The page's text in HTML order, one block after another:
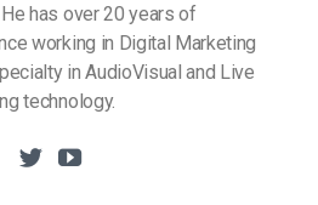
has over 20 years of
working in Digital Marketing
in AudioVisual and Live
technology.